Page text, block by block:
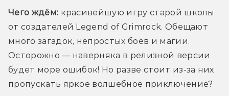
Чего ждём: красивейшую игру старой школы
от создателей Legend of Grimrock. Обещают
много загадок, непростых боёв и магии.
Осторожно — наверняка в релизной версии
будет море ошибок! Но разве стоит из-за них
пропускать яркое волшебное приключение?